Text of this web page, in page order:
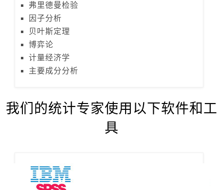
弗里德曼检验
因子分析
贝叶斯定理
博弈论
计量经济学
主要成分分析
我们的统计专家使用以下软件和工
具